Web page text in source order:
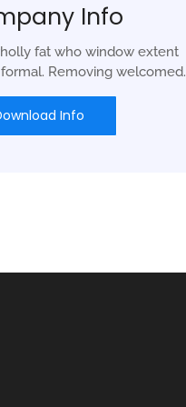
Info
fat who window extent
Removing welcomed.
Info